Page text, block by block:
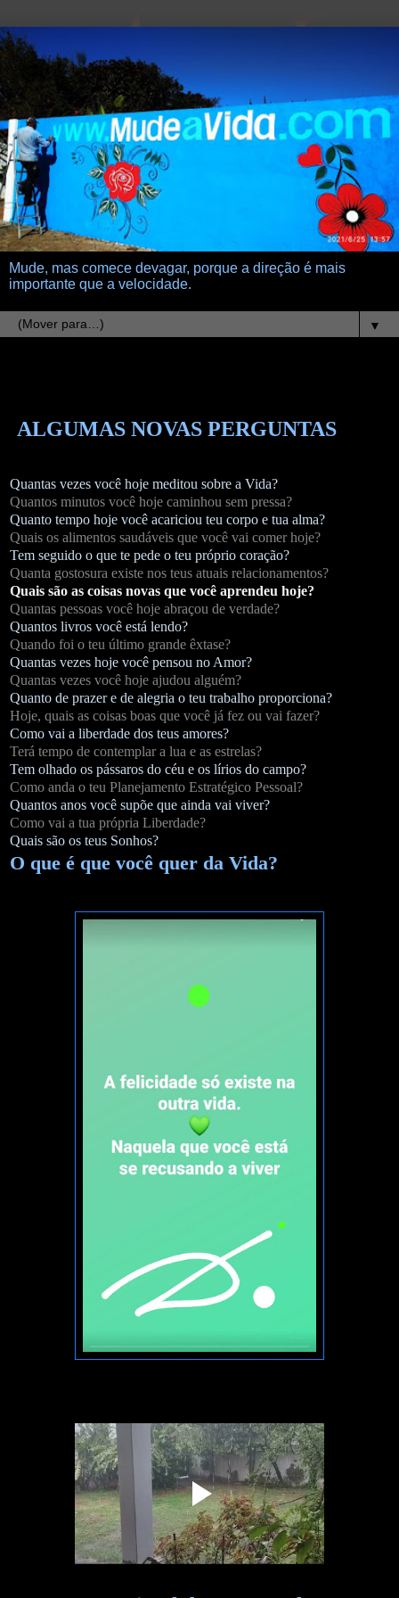
Mude, mas comece devagar, porque a direção é mais
importante que a velocidade.
▼
ALGUMAS NOVAS PERGUNTAS
Quantas vezes você hoje meditou sobre a Vida?
Quantos minutos você hoje caminhou sem pressa?
Quanto tempo hoje você acariciou teu corpo e tua alma?
Quais os alimentos saudáveis que você vai comer hoje?
Tem seguido o que te pede o teu próprio coração?
Quanta gostosura existe nos teus atuais relacionamentos?
Quais são as coisas novas que você aprendeu hoje?
Quantas pessoas você hoje abraçou de verdade?
Quantos livros você está lendo?
Quando foi o teu último grande êxtase?
Quantas vezes hoje você pensou no Amor?
Quantas vezes você hoje ajudou alguém?
Quanto de prazer e de alegria o teu trabalho proporciona?
Hoje, quais as coisas boas que você já fez ou vai fazer?
Como vai a liberdade dos teus amores?
Terá tempo de contemplar a lua e as estrelas?
Tem olhado os pássaros do céu e os lírios do campo?
Como anda o teu Planejamento Estratégico Pessoal?
Quantos anos você supõe que ainda vai viver?
Como vai a tua própria Liberdade?
Quais são os teus Sonhos?
O que é que você quer da Vida?